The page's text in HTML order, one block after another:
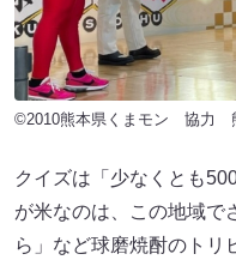
©2010熊本県くまモン 協力
クイズは「少なくとも
が米なのは、この地域で
ら」など球磨焼酎のトリ